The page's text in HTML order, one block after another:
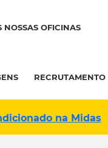
NOSSAS OFICINAS
RECRUTAMENTO
na Midas